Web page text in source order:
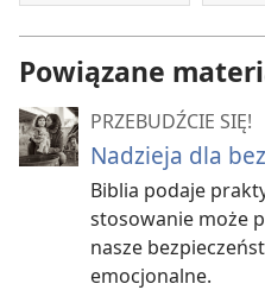
Powiązane
PRZEBUDŹCIE SIĘ!
Nadzieja dla
Biblia podaje
stosowanie może
nasze
emocjonalne.